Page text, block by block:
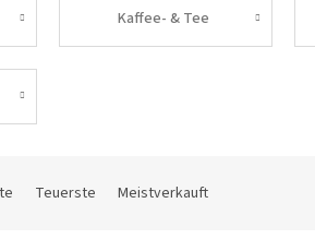
Kaffee- & Tee
Teuerste Meistverkauft